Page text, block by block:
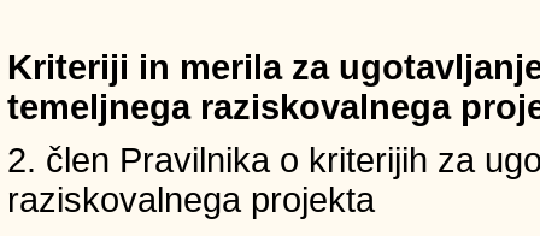
Kriteriji in merila za
temeljnega raziskovalnega
2. člen Pravilnika o kriterijih za
raziskovalnega projekta